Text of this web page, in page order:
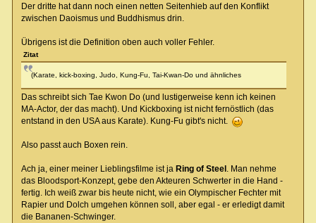
Der dritte hat dann noch einen netten Seitenhieb auf den Konflikt
zwischen Daoismus und Buddhismus drin.
Übrigens ist die Definition oben auch voller Fehler.
Zitat
(Karate, kick-boxing, Judo, Kung-Fu, Tai-Kwan-Do und ähnliches
Das schreibt sich Tae Kwon Do (und lustigerweise kenn ich keinen
MA-Actor, der das macht). Und Kickboxing ist nicht fernöstlich (das
entstand in den USA aus Karate). Kung-Fu gibt's nicht.
Also passt auch Boxen rein.
Ach ja, einer meiner Lieblingsfilme ist ja Ring of Steel. Man nehme
das Bloodsport-Konzept, gebe den Akteuren Schwerter in die Hand -
fertig. Ich weiß zwar bis heute nicht, wie ein Olympischer Fechter mit
Rapier und Dolch umgehen können soll, aber egal - er erledigt damit
die Bananen-Schwinger.